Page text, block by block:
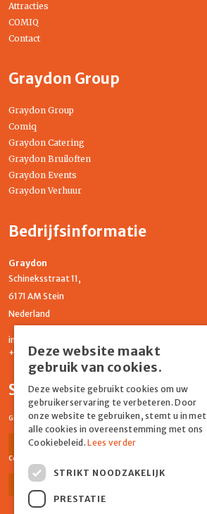
Attracties
COMIQ
Contact
Graydon Group
Graydon Group
Comiq
Graydon Catering
Graydon Bruiloften
Graydon Events
Graydon Verhuur
Bedrijfsinformatie
Graydon
Schineksstraat 11,
6171 AM Stein
Nederland
info@graydonevents.nl
+316 11435859
Social media
Graydon Events
Facebook Instagram
Comiq
Facebook
Deze website maakt
gebruik van cookies.
Deze website gebruikt cookies om uw
gebruikerservaring te verbeteren. Door
onze website te gebruiken, stemt u in met
alle cookies in overeenstemming met ons
Cookiebeleid.Lees verder
STRIKT NOODZAKELIJK
PRESTATIE